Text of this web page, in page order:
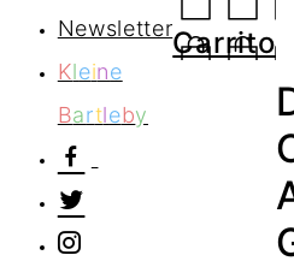
Newsletter
Kleine
Bartleby
Carrito